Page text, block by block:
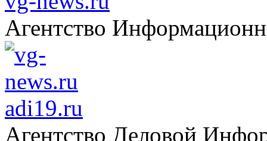
Агентство
adi19.ru
Агентство Деловой